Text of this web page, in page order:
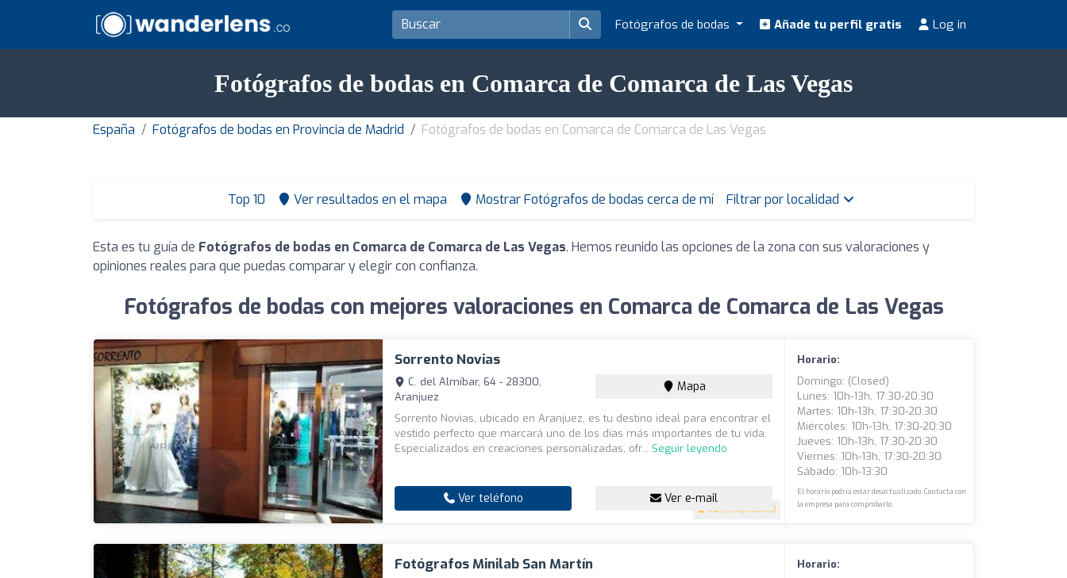
Fotógrafos de bodas Añade tu perfil gratis Log in
Fotógrafos de bodas en Comarca de Comarca de Las Vegas
España Fotógrafos de bodas en Provincia de Madrid Fotógrafos de bodas en Comarca de Comarca de Las Vegas
Top 10 Ver resultados en el mapa Mostrar Fotógrafos de bodas cerca de mí Filtrar por localidad
Esta es tu guía de Fotógrafos de bodas en Comarca de Comarca de Las Vegas. Hemos reunido las opciones de la zona con sus valoraciones y
opiniones reales para que puedas comparar y elegir con confianza.
Fotógrafos de bodas con mejores valoraciones en Comarca de Comarca de Las Vegas
Sorrento Novias
4.5 (93 opiniones)
C. del Almíbar, 64 - 28300,
Aranjuez
Mapa
Sorrento Novias, ubicado en Aranjuez, es tu destino ideal para encontrar el
vestido perfecto que marcará uno de los días más importantes de tu vida.
Especializados en creaciones personalizadas, ofr... Seguir leyendo
Ver teléfono Ver e-mail
Horario:
Domingo: (closed)
Lunes: 10h-13h, 17:30-20:30
Martes: 10h-13h, 17:30-20:30
Miércoles: 10h-13h, 17:30-20:30
Jueves: 10h-13h, 17:30-20:30
Viernes: 10h-13h, 17:30-20:30
Sábado: 10h-13:30
El horario podría estar desactualizado. Contacta con
la empresa para comprobarlo.
Fotógrafos Minilab San Martín
Horario: